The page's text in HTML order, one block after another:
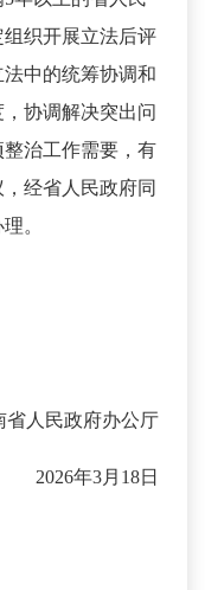
织开展立法后评
中的统筹协调和
协调解决突出问
治工作需要，有
经省人民政府同
。
省人民政府办公厅
2026年3月18日